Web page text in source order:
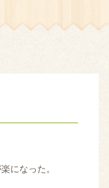
になった。